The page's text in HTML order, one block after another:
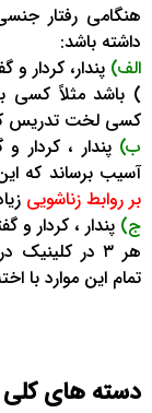
داشته باشد:
الف)
) باشد مثلاً کسی
کسی لخت تدریس
ب) پندار ،
آسیب برساند که
بر روابط زناشویی
ج) پندار ، کردار
هر ۳ در
تمام این موارد با
دسته های